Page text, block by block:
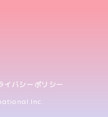
イバシーポリシー
Inc.